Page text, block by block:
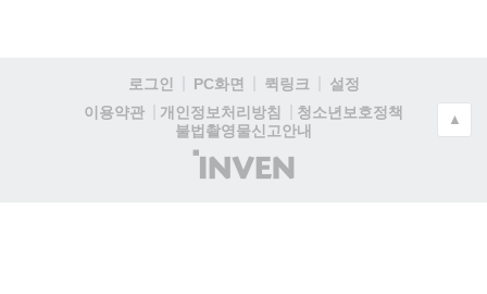
로그인 PC화면 퀵링크
설정
이용약관
개인정보처리방침
청소년보호정책
불법촬영물신고안내
(주)
인
▲